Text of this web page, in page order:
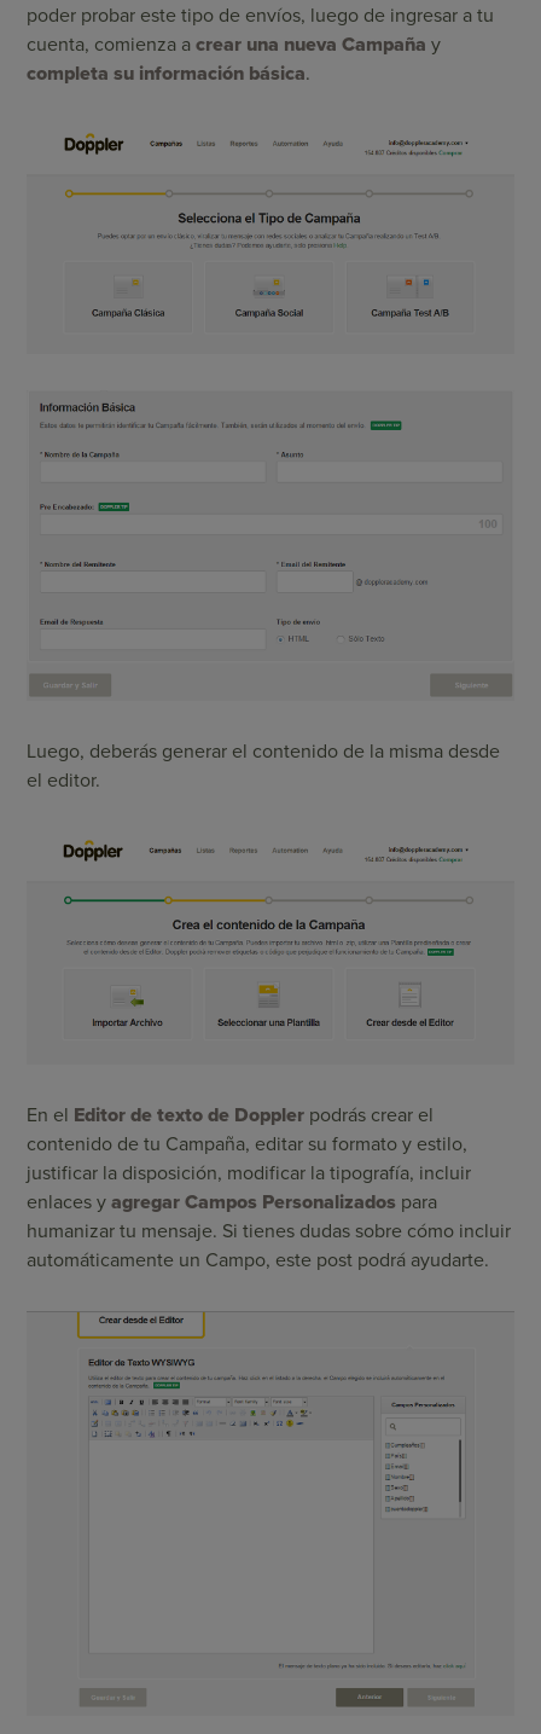
poder probar este tipo de envíos, luego de ingresar a tu
cuenta, comienza acrear una nueva Campaña y
completa su información básica.
Luego, deberás generar el contenido de la misma desde
el editor.
En el Editor de texto de Doppler podrás crear el
contenido de tu Campaña, editar su formato y estilo,
justificar la disposición, modificar la tipografía, incluir
enlaces yagregar Campos Personalizados para
humanizar tu mensaje. Si tienes dudas sobre cómo incluir
automáticamente un Campo, este post podrá ayudarte.